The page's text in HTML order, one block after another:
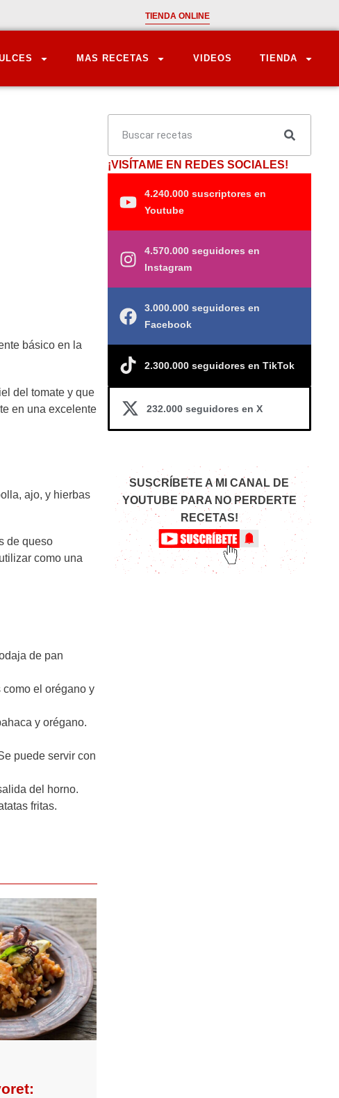
TIENDA ONLINE
MAS RECETAS VIDEOS TIENDA
básico en la
del tomate y que
en una excelente
ajo, y hierbas
de queso
como una
de pan
el orégano y
y orégano.
puede servir con
del horno.
fritas.
¡VISÍTAME EN REDES SOCIALES!
4.240.000 suscriptores en
Youtube
4.570.000 seguidores en
Instagram
3.000.000 seguidores en
Facebook
2.300.000 seguidores en TikTok
232.000 seguidores en X
SUSCRÍBETE A MI CANAL DE
YOUTUBE PARA NO PERDERTE
RECETAS!